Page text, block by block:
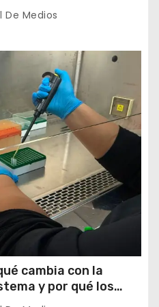
De Medios
cambia con la
y por qué los
para garantizar la